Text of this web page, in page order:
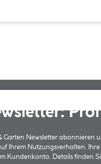
Garten Newsletter
Ihrem Nutzungsverhalten.
Kundenkonto. Details finden